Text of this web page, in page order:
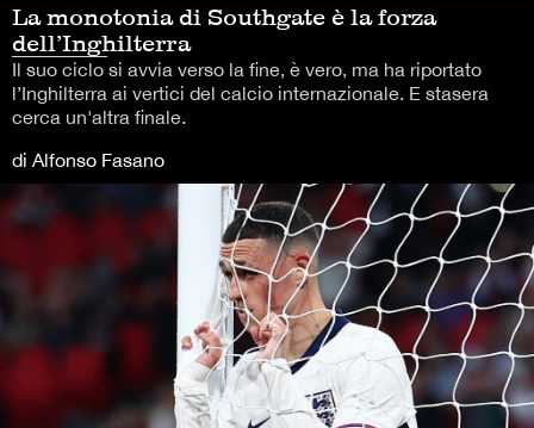
La monotonia di Southgate è la forza
dell’Inghilterra
Il suo ciclo si avvia verso la fine, è vero, ma ha riportato
l’Inghilterra ai vertici del calcio internazionale. E stasera
cerca un'altra finale.
di Alfonso Fasano